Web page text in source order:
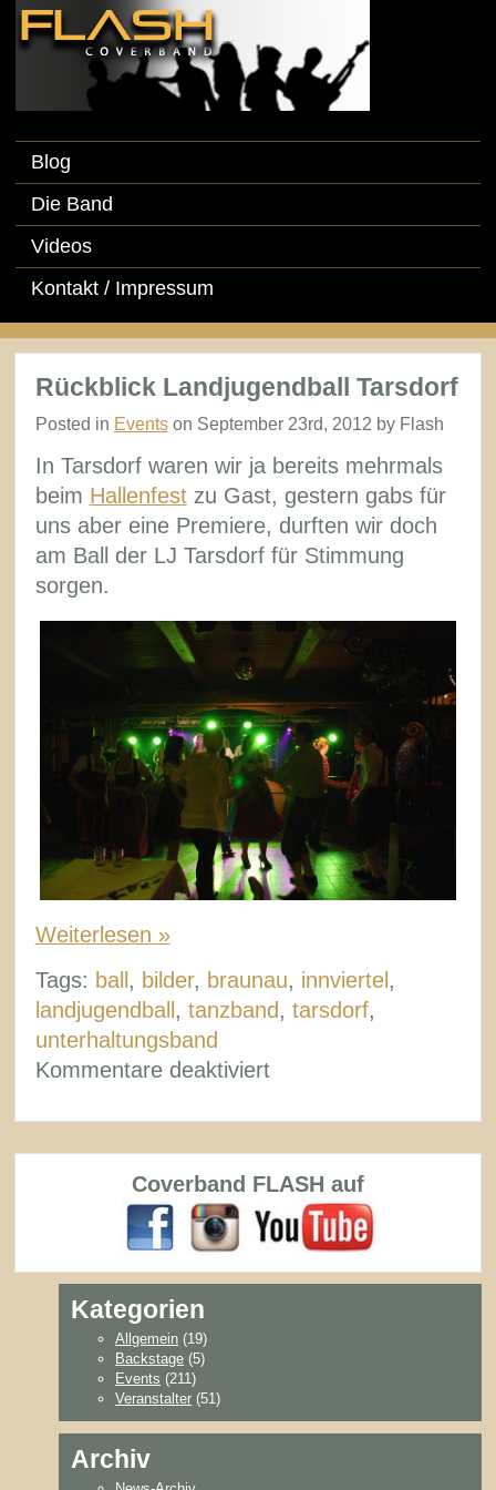
Blog
Die Band
Videos
Kontakt / Impressum
Rückblick Landjugendball Tarsdorf
Posted in Eventson September 23rd, 2012 by Flash
In Tarsdorf waren wir ja bereits mehrmals
beim Hallenfestzu Gast, gestern gabs für
uns aber eine Premiere, durften wir doch
am Ball der LJ Tarsdorf für Stimmung
sorgen.
Weiterlesen »
Tags: ball , bilder, braunau, innviertel ,
landjugendball , tanzband , tarsdorf,
unterhaltungsband
Kommentare deaktiviertfür
Landjugendball
Tarsdorf
Coverband FLASH auf
Kategorien
Allgemein (19)
Backstage (5)
Events (211)
Veranstalter (51)
Archiv